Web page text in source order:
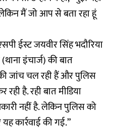
मैं जो आप से बता रहा हूं
ईस्ट जयवीर सिंह भदौरिया
इंचार्ज) की बात
जांच चल रही हैं और पुलिस
है. रही बात मीडिया
नहीं है. लेकिन पुलिस को
कार्रवाई की गई.”